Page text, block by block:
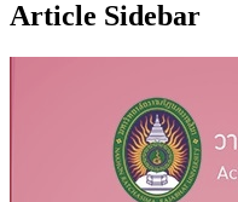
Article Sidebar